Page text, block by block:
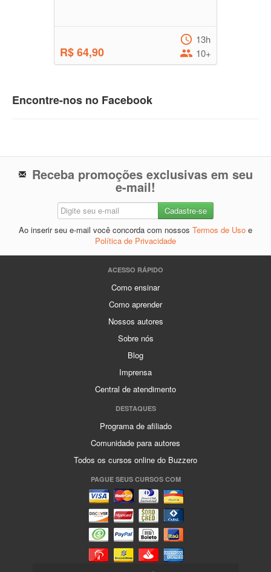
R$ 64,90
13h
10+
Encontre-nos no Facebook
Receba promoções exclusivas em seu
e-mail!
Ao inserir seu e-mail você concorda com nossos Termos de Uso e
Política de Privacidade
ACESSO RÁPIDO
Como ensinar
Como aprender
Nossos autores
Sobre nós
Blog
Imprensa
Central de atendimento
DESTAQUES
Programa de afiliado
Comunidade para autores
Todos os cursos online do Buzzero
PAGUE SEUS CURSOS COM